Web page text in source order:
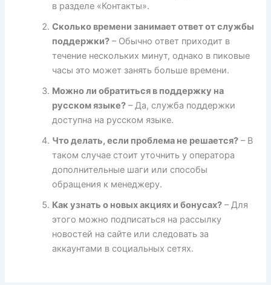
в разделе «Контакты».
Сколько времени занимает ответ от службы
поддержки? – Обычно ответ приходит в
течение нескольких минут, однако в пиковые
часы это может занять больше времени.
Можно ли обратиться в поддержку на
русском языке? – Да, служба поддержки
доступна на русском языке.
Что делать, если проблема не решается? – В
таком случае стоит уточнить у оператора
дополнительные шаги или способы
обращения к менеджеру.
Как узнать о новых акциях и бонусах? – Для
этого можно подписаться на рассылку
новостей на сайте или следовать за
аккаунтами в социальных сетях.